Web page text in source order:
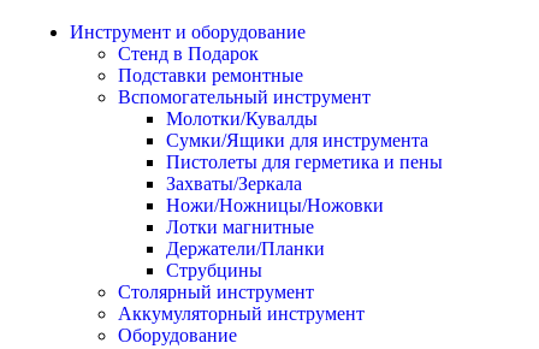
Инструмент и оборудование
Стенд в Подарок
Подставки ремонтные
Вспомогательный инструмент
Молотки/Кувалды
Сумки/Ящики для инструмента
Пистолеты для герметика и пены
Захваты/Зеркала
Ножи/Ножницы/Ножовки
Лотки магнитные
Держатели/Планки
Струбцины
Столярный инструмент
Аккумуляторный инструмент
Оборудование